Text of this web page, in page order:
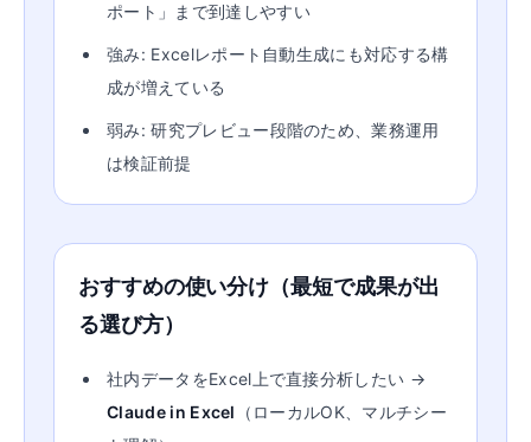
ポート」まで到達しやすい
強み: Excelレポート自動生成にも対応する構
成が増えている
弱み: 研究プレビュー段階のため、業務運用
は検証前提
おすすめの使い分け（最短で成果が出
る選び方）
社内データをExcel上で直接分析したい →
Claude in Excel
（ローカルOK、マルチシー